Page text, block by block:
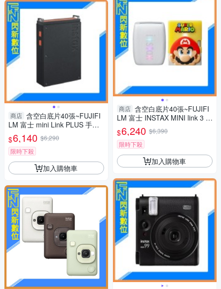
商店 含空白底片40張~FUJIFI
LM 富士 mini Link PLUS 手機
印相機 清晰細膩列印(mini link
+，公司貨)
$6,140 $6,290
限時下殺
加入購物車
商店 含空白底片40張~FUJIFI
LM 富士 INSTAX MINI link 3 M
ARIO 瑪利歐 特別版(LINK3，
公司貨)拍立得 手機印相機
$6,240 $6,390
限時下殺
加入購物車